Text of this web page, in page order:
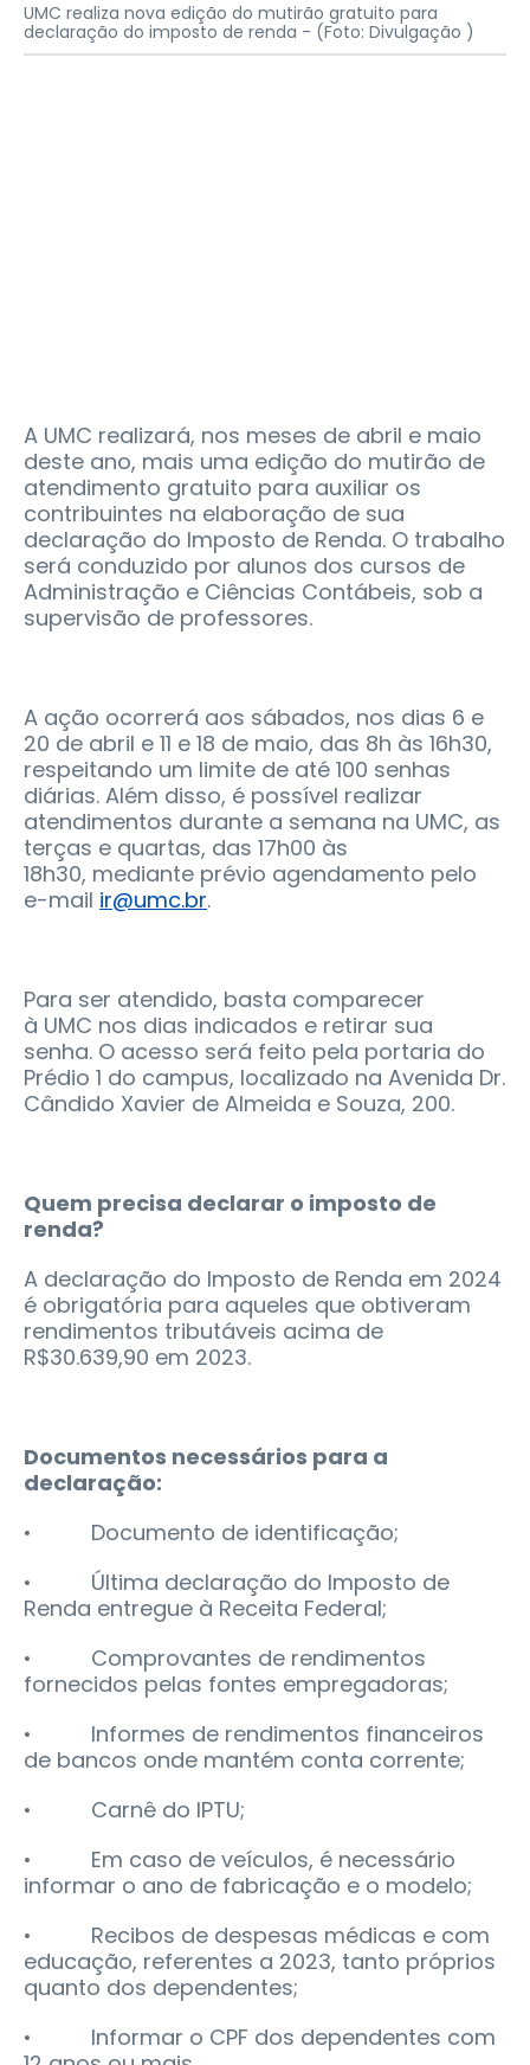
UMC realiza nova edição do mutirão gratuito para
declaração do imposto de renda - (Foto: Divulgação )
A UMC realizará, nos meses de abril e maio
deste ano, mais uma edição do mutirão de
atendimento gratuito para auxiliar os
contribuintes na elaboração de sua
declaração do Imposto de Renda. O trabalho
será conduzido por alunos dos cursos de
Administração e Ciências Contábeis, sob a
supervisão de professores.
A ação ocorrerá aos sábados, nos dias 6 e
20 de abril e 11 e 18 de maio, das 8h às 16h30,
respeitando um limite de até 100 senhas
diárias. Além disso, é possível realizar
atendimentos durante a semana na UMC, as
terças e quartas, das 17h00 às
18h30, mediante prévio agendamento pelo
e-mail ir@umc.br.
Para ser atendido, basta comparecer
à UMC nos dias indicados e retirar sua
senha. O acesso será feito pela portaria do
Prédio 1 do campus, localizado na Avenida Dr.
Cândido Xavier de Almeida e Souza, 200.
Quem precisa declarar o imposto de
renda?
A declaração do Imposto de Renda em 2024
é obrigatória para aqueles que obtiveram
rendimentos tributáveis acima de
R$30.639,90 em 2023.
Documentos necessários para a
declaração:
• Documento de identificação;
• Última declaração do Imposto de
Renda entregue à Receita Federal;
• Comprovantes de rendimentos
fornecidos pelas fontes empregadoras;
• Informes de rendimentos financeiros
de bancos onde mantém conta corrente;
• Carnê do IPTU;
• Em caso de veículos, é necessário
informar o ano de fabricação e o modelo;
• Recibos de despesas médicas e com
educação, referentes a 2023, tanto próprios
quanto dos dependentes;
• Informar o CPF dos dependentes com